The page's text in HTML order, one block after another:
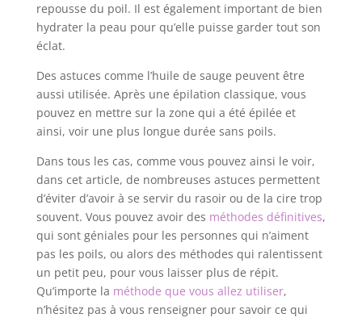
repousse du poil. Il est également important de bien
hydrater la peau pour qu’elle puisse garder tout son
éclat.
Des astuces comme l’huile de sauge peuvent être
aussi utilisée. Après une épilation classique, vous
pouvez en mettre sur la zone qui a été épilée et
ainsi, voir une plus longue durée sans poils.
Dans tous les cas, comme vous pouvez ainsi le voir,
dans cet article, de nombreuses astuces permettent
d’éviter d’avoir à se servir du rasoir ou de la cire trop
souvent. Vous pouvez avoir des méthodes définitives,
qui sont géniales pour les personnes qui n’aiment
pas les poils, ou alors des méthodes qui ralentissent
un petit peu, pour vous laisser plus de répit.
Qu’importe la méthode que vous allez utiliser,
n’hésitez pas à vous renseigner pour savoir ce qui